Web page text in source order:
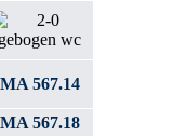
MA 567.14
MA 567.18